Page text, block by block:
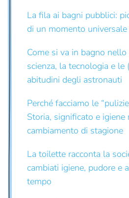
La fila ai bagni pubblici:
di un momento universale
Come si va in bagno nello
scienza, la tecnologia e le
abitudini degli astronauti
Perché facciamo le
Storia, significato e igiene
cambiamento di stagione
La toilette racconta la
cambiati igiene, pudore e
tempo